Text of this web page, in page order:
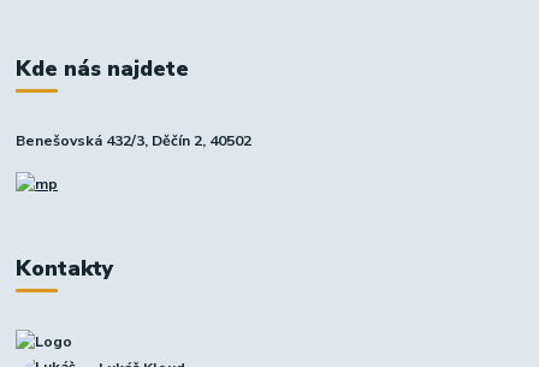
Kde nás najdete
Benešovská 432/3, Děčín 2, 40502
Kontakty